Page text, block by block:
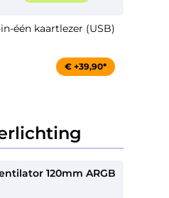
één kaartlezer (USB)
€ +39,90*
120mm ARGB